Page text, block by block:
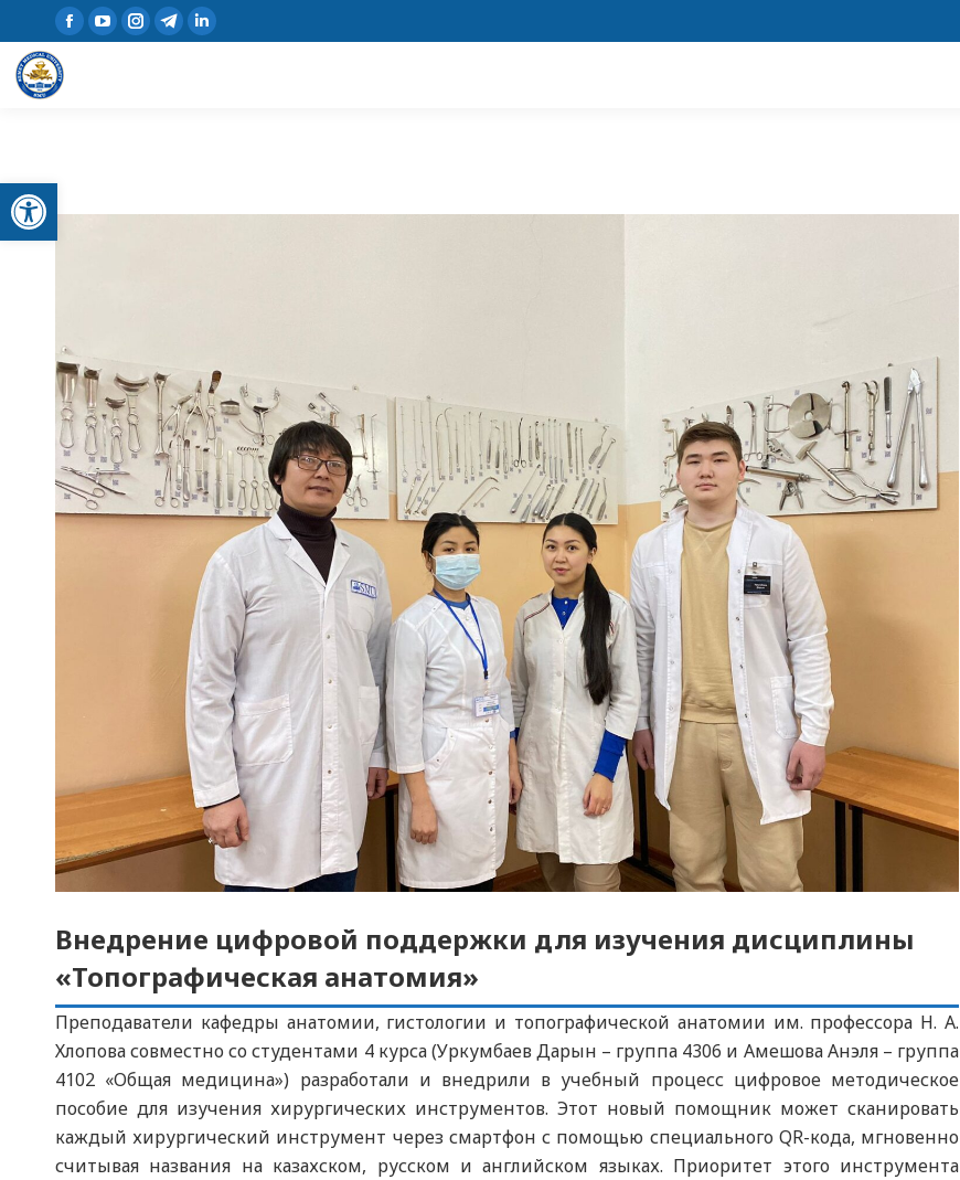
Открыть панель инструментов
Внедрение цифровой поддержки для изучения дисциплины
«Топографическая анатомия»
Преподаватели кафедры анатомии, гистологии и топографической анатомии им. профессора Н. А.
Хлопова совместно со студентами 4 курса (Уркумбаев Дарын – группа 4306 и Амешова Анэля – группа
4102 «Общая медицина») разработали и внедрили в учебный процесс цифровое методическое
пособие для изучения хирургических инструментов. Этот новый помощник может сканировать
каждый хирургический инструмент через смартфон с помощью специального QR-кода, мгновенно
считывая названия на казахском, русском и английском языках. Приоритет этого инструмента